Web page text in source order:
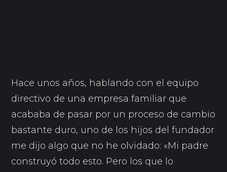
Hace unos años, hablando con el equipo
directivo de una empresa familiar que
acababa de pasar por un proceso de cambio
bastante duro, uno de los hijos del fundador
me dijo algo que no he olvidado: «Mi padre
construyó todo esto. Pero los que lo